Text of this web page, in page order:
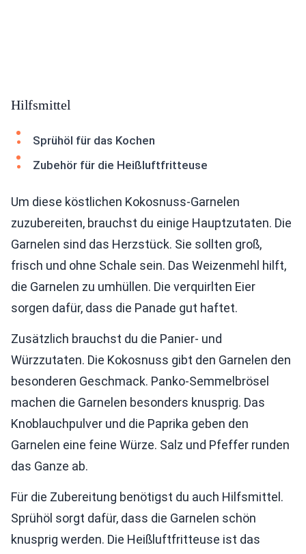
Hilfsmittel
Sprühöl für das Kochen
Zubehör für die Heißluftfritteuse
Um diese köstlichen Kokosnuss-Garnelen
zuzubereiten, brauchst du einige Hauptzutaten. Die
Garnelen sind das Herzstück. Sie sollten groß,
frisch und ohne Schale sein. Das Weizenmehl hilft,
die Garnelen zu umhüllen. Die verquirlten Eier
sorgen dafür, dass die Panade gut haftet.
Zusätzlich brauchst du die Panier- und
Würzzutaten. Die Kokosnuss gibt den Garnelen den
besonderen Geschmack. Panko-Semmelbrösel
machen die Garnelen besonders knusprig. Das
Knoblauchpulver und die Paprika geben den
Garnelen eine feine Würze. Salz und Pfeffer runden
das Ganze ab.
Für die Zubereitung benötigst du auch Hilfsmittel.
Sprühöl sorgt dafür, dass die Garnelen schön
knusprig werden. Die Heißluftfritteuse ist das